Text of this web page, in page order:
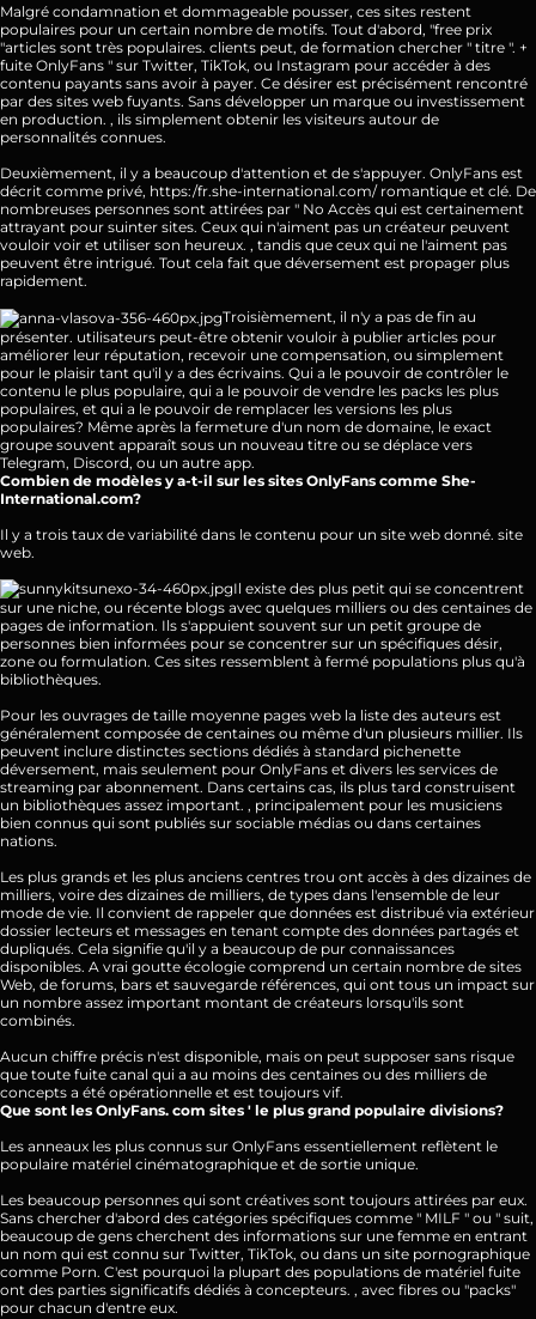
Malgré condamnation et dommageable pousser, ces sites restent
populaires pour un certain nombre de motifs. Tout d'abord, "free prix
"articles sont très populaires. clients peut, de formation chercher " titre ". +
fuite OnlyFans " sur Twitter, TikTok, ou Instagram pour accéder à des
contenu payants sans avoir à payer. Ce désirer est précisément rencontré
par des sites web fuyants. Sans développer un marque ou investissement
en production. , ils simplement obtenir les visiteurs autour de
personnalités connues.
Deuxièmement, il y a beaucoup d'attention et de s'appuyer. OnlyFans est
décrit comme privé, https:/fr.she-international.com/romantique et clé. De
nombreuses personnes sont attirées par " No Accès qui est certainement
attrayant pour suinter sites. Ceux qui n'aiment pas un créateur peuvent
vouloir voir et utiliser son heureux. , tandis que ceux qui ne l'aiment pas
peuvent être intrigué. Tout cela fait que déversement est propager plus
rapidement.
Troisièmement, il n'y a pas de fin au
présenter. utilisateurs peut-être obtenir vouloir à publier articles pour
améliorer leur réputation, recevoir une compensation, ou simplement
pour le plaisir tant qu'il y a des écrivains. Qui a le pouvoir de contrôler le
contenu le plus populaire, qui a le pouvoir de vendre les packs les plus
populaires, et qui a le pouvoir de remplacer les versions les plus
populaires? Même après la fermeture d'un nom de domaine, le exact
groupe souvent apparaît sous un nouveau titre ou se déplace vers
Telegram, Discord, ou un autre app.
Combien de modèles y a-t-il sur les sites OnlyFans comme She-
International.com?
Il y a trois taux de variabilité dans le contenu pour un site web donné. site
web.
Il existe des plus petit qui se concentrent
sur une niche, ou récente blogs avec quelques milliers ou des centaines de
pages de information. Ils s'appuient souvent sur un petit groupe de
personnes bien informées pour se concentrer sur un spécifiques désir,
zone ou formulation. Ces sites ressemblent à fermé populations plus qu'à
bibliothèques.
Pour les ouvrages de taille moyenne pages web la liste des auteurs est
généralement composée de centaines ou même d'un plusieurs millier. Ils
peuvent inclure distinctes sections dédiés à standard pichenette
déversement, mais seulement pour OnlyFans et divers les services de
streaming par abonnement. Dans certains cas, ils plus tard construisent
un bibliothèques assez important. , principalement pour les musiciens
bien connus qui sont publiés sur sociable médias ou dans certaines
nations.
Les plus grands et les plus anciens centres trou ont accès à des dizaines de
milliers, voire des dizaines de milliers, de types dans l'ensemble de leur
mode de vie. Il convient de rappeler que données est distribué via extérieur
dossier lecteurs et messages en tenant compte des données partagés et
dupliqués. Cela signifie qu'il y a beaucoup de pur connaissances
disponibles. A vrai goutte écologie comprend un certain nombre de sites
Web, de forums, bars et sauvegarde références, qui ont tous un impact sur
un nombre assez important montant de créateurs lorsqu'ils sont
combinés.
Aucun chiffre précis n'est disponible, mais on peut supposer sans risque
que toute fuite canal qui a au moins des centaines ou des milliers de
concepts a été opérationnelle et est toujours vif.
Que sont les OnlyFans. com sites ' le plus grand populaire divisions?
Les anneaux les plus connus sur OnlyFans essentiellement reflètent le
populaire matériel cinématographique et de sortie unique.
Les beaucoup personnes qui sont créatives sont toujours attirées par eux.
Sans chercher d'abord des catégories spécifiques comme " MILF " ou " suit,
beaucoup de gens cherchent des informations sur une femme en entrant
un nom qui est connu sur Twitter, TikTok, ou dans un site pornographique
comme Porn. C'est pourquoi la plupart des populations de matériel fuite
ont des parties significatifs dédiés à concepteurs. , avec fibres ou "packs"
pour chacun d'entre eux.